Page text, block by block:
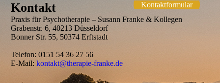
Kontaktformular
Kontakt
Praxis für Psychotherapie – Susann Franke & Kollegen
Grabenstr. 6, 40213 Düsseldorf
Bonner Str. 55, 50374 Erftstadt
Telefon: 0151 54 36 27 56
E-Mail:kontakt@therapie-franke.de